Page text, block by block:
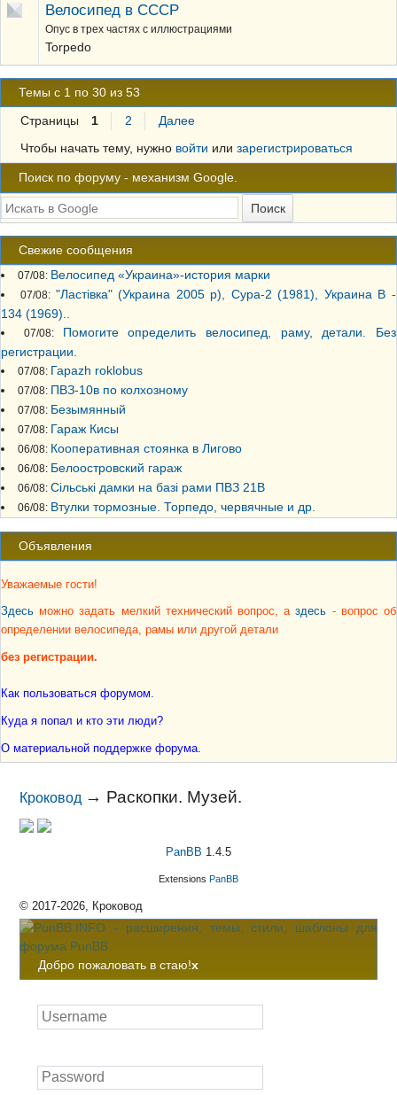
Велосипед в СССР
Опус в трех частях с иллюстрациями
Torpedo
Темы с 1 по 30 из 53
Страницы 1 2
Далее
Чтобы начать тему, нужно войти или зарегистрироваться
Поиск по форуму - механизм Google.
Свежие сообщения
07/08: Велосипед «Украина»-история марки
07/08: "Ластiвка" (Украина 2005 р), Сура-2 (1981), Украина В -
134 (1969)..
07/08: Помогите определить велосипед, раму, детали. Без
регистрации.
07/08: Гараzh roklobus
07/08: ПВЗ-10в по колхозному
07/08: Безымянный
07/08: Гараж Кисы
06/08: Кооперативная стоянка в Лигово
06/08: Белоостровский гараж
06/08:Сільські дамки на базі рами ПВЗ 21В
06/08: Втулки тормозные. Торпедо, червячные и др.
Объявления
Уважаемые гости!
Здесь можно задать мелкий технический вопрос, аздесь - вопрос об
определении велосипеда, рамы или другой детали
без регистрации.
Как пользоваться форумом.
Куда я попал и кто эти люди?
О материальной поддержке форума.
Кроковод → Раскопки. Музей.
PanBB 1.4.5
Extensions PanBB
© 2017-2026, Кроковод
Добро пожаловать в стаю!x